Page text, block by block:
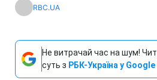
RBC.UA
Не витрачай час на шум!
суть з РБК-Україна у Google